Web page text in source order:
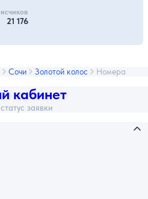
21 176
Сочи Золотой колос Номера
кабинет
заявки